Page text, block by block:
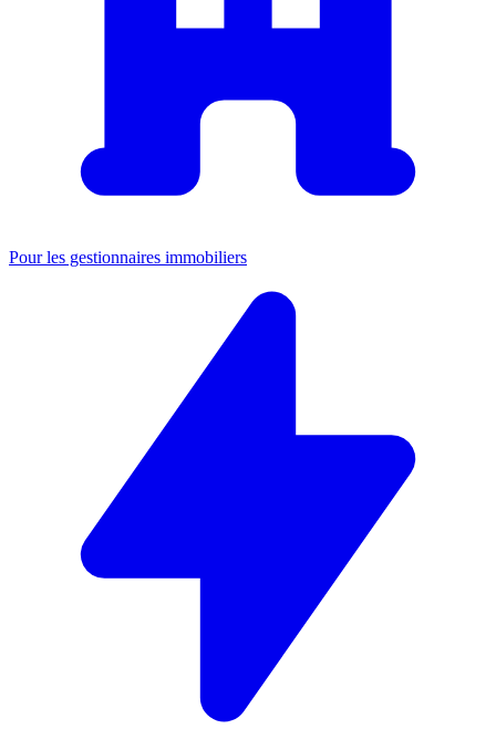
Pour les gestionnaires immobiliers